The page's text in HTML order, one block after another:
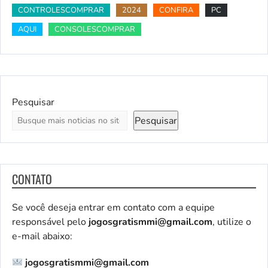
CONTROLESCOMPRAR
2024 CONFIRA
PC
AQUI
CONSOLESCOMPRAR
Pesquisar
Pesquisar
CONTATO
Se você deseja entrar em contato com a equipe
responsável pelo jogosgratismmi@gmail.com, utilize o
e-mail abaixo:
jogosgratismmi@gmail.com